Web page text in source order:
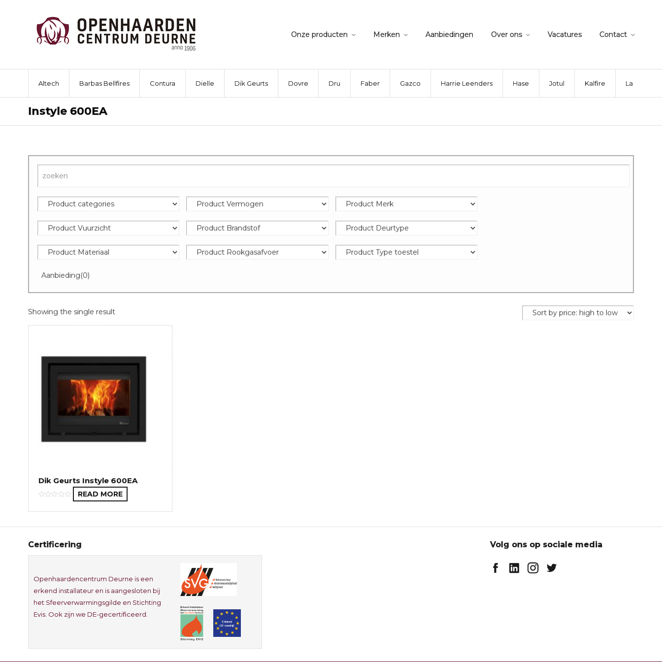
Onze producten Merken Aanbiedingen Over ons Vacatures Contact
Altech Barbas Bellfires Contura Dielle Dik Geurts Dovre Dru Faber Gazco Harrie Leenders Hase Jotul Kalfire La
Instyle 600EA
Aanbieding(0)
Showing the single result
Dik Geurts Instyle 600EA
READ MORE
Certificering
Openhaardencentrum Deurne is een
erkend installateur en is aangesloten bij
het Sfeerverwarmingsgilde en Stichting
Evis. Ook zijn we DE-gecertificeerd.
Volg ons op sociale media